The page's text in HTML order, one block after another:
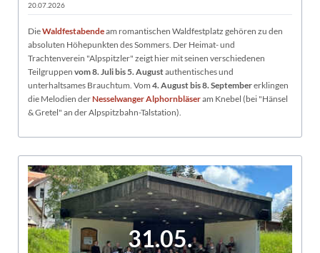
20.07.2026
DieWaldfestabendeam romantischen Waldfestplatz gehören zu den
absoluten Höhepunkten des Sommers. Der Heimat- und
Trachtenverein "Alpspitzler" zeigt hier mit seinen verschiedenen
Teilgruppen vom 8. Juli bis 5. Augustauthentisches und
unterhaltsames Brauchtum. Vom 4. August bis 8. Septembererklingen
die Melodien derNesselwanger Alphornbläseram Knebel (bei "Hänsel
& Gretel" an der Alpspitzbahn-Talstation).
31.05.